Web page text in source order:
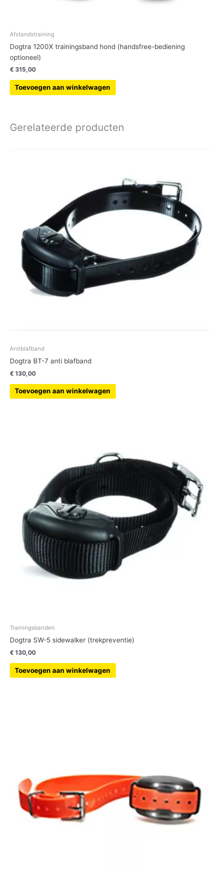
Afstandstraining
Dogtra 1200X trainingsband hond (handsfree-bediening
optioneel)
€ 315,00
Toevoegen aan winkelwagen
Gerelateerde producten
Antiblafband
Dogtra BT-7 anti blafband
€ 130,00
Toevoegen aan winkelwagen
Trainingsbanden
Dogtra SW-5 sidewalker (trekpreventie)
€ 130,00
Toevoegen aan winkelwagen